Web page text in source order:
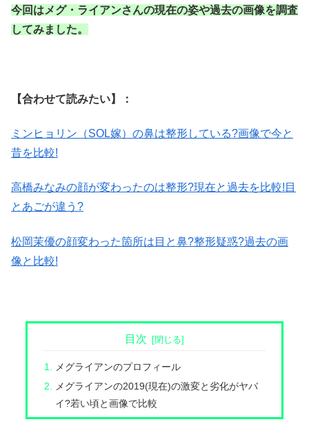
今回はメグ・ライアンさんの現在の姿や過去の画像を調査
してみました。
【合わせて読みたい】：
ミンヒョリン（SOL嫁）の鼻は整形している?画像で今と
昔を比較!
高橋みなみの顔が変わったのは整形?現在と過去を比較!目
とあごが違う?
松岡茉優の顔変わった箇所は目と鼻?整形疑惑?過去の画
像と比較!
目次
メグライアンのプロフィール
メグライアンの2019(現在)の激変と劣化がヤバ
イ?若い頃と画像で比較